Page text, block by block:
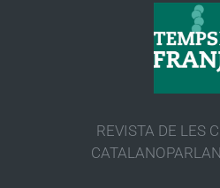
REVISTA DE LES